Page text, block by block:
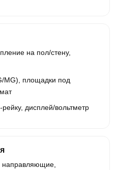
на пол/стену,
MG), площадки под
дисплей/вольтметр
направляющие,